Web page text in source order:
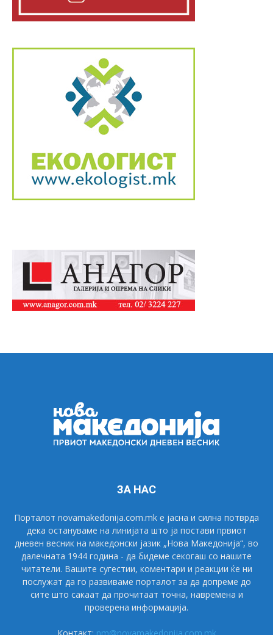
ЗА НАС
Порталот novamakedonija.com.mk е јасна и силна потврда
дека остануваме на линијата што ја постави првиот
дневен весник на македонски јазик „Нова Македонија“, во
далечната 1944 година - да бидеме секогаш со нашите
читатели. Вашите сугестии, коментари и реакции ќе ни
послужат да го развиваме порталот за да допреме до
сите што сакаат да прочитаат точна, навремена и
проверена информација.
Контакт: nm@novamakedonija.com.mk